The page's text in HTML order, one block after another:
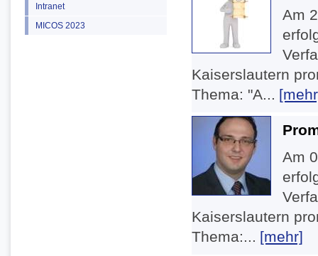
Intranet
MICOS 2023
Am
Kaiserslautern
Thema: "A...
Am
Kaiserslautern
Thema:... [mehr]